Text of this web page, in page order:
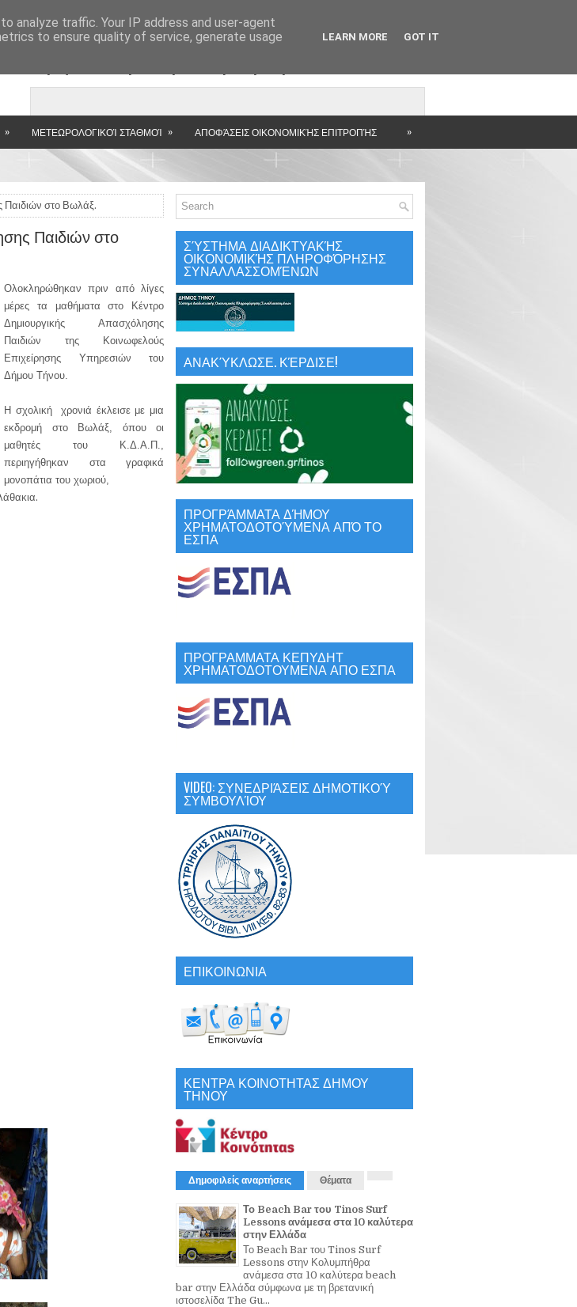
» ΜΕΤΕΩΡΟΛΟΓΙΚΟΊ ΣΤΑΘΜΟΊ » ΑΠΟΦΆΣΕΙΣ ΟΙΚΟΝΟΜΙΚΉΣ ΕΠΙΤΡΟΠΉΣ »
Παιδιών στο Βωλάξ.
Παιδιών στο
Ολοκληρώθηκαν πριν από λίγες
μέρες τα μαθήματα στο Κέντρο
Δημιουργικής Απασχόλησης
Παιδιών της Κοινωφελούς
Επιχείρησης Υπηρεσιών του
Δήμου Τήνου.
Η σχολική χρονιά έκλεισε με μια
εκδρομή στο Βωλάξ, όπου οι
μαθητές του Κ.Δ.Α.Π.,
περιηγήθηκαν στα γραφικά
μονοπάτια του χωριού,
ΣΎΣΤΗΜΑ ΔΙΑΔΙΚΤΥΑΚΉΣ
ΟΙΚΟΝΟΜΙΚΉΣ ΠΛΗΡΟΦΌΡΗΣΗΣ
ΣΥΝΑΛΛΑΣΣΟΜΈΝΩΝ
ΑΝΑΚΎΚΛΩΣΕ. ΚΈΡΔΙΣΕ!
ΠΡΟΓΡΆΜΜΑΤΑ ΔΉΜΟΥ
ΧΡΗΜΑΤΟΔΟΤΟΎΜΕΝΑ ΑΠΌ ΤΟ
ΕΣΠΑ
ΠΡΟΓΡΑΜΜΑΤΑ ΚΕΠΥΔΗΤ
ΧΡΗΜΑΤΟΔΟΤΟΥΜΕΝΑ ΑΠΟ ΕΣΠΑ
VIDEO: ΣΥΝΕΔΡΙΆΣΕΙΣ ΔΗΜΟΤΙΚΟΎ
ΣΥΜΒΟΥΛΊΟΥ
ΕΠΙΚΟΙΝΩΝΙΑ
ΚΕΝΤΡΑ ΚΟΙΝΟΤΗΤΑΣ ΔΗΜΟΥ
ΤΗΝΟΥ
Δημοφιλείς αναρτήσεις Θέματα
Το Beach Bar του Tinos Surf
Lessons ανάμεσα στα 10 καλύτερα
στην Ελλάδα
Το Beach Bar του Tinos Surf
Lessons στην Κολυμπήθρα
ανάμεσα στα 10 καλύτερα beach
bar στην Ελλάδα σύμφωνα με τη βρετανική
ιστοσελίδα The Gu...
analyze traffic. Your IP address and user-agent
to ensure quality of service, generate usage
LEARN MORE GOT IT